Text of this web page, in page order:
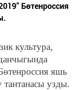
Бөтенроссия
культура,
яшь
узды.